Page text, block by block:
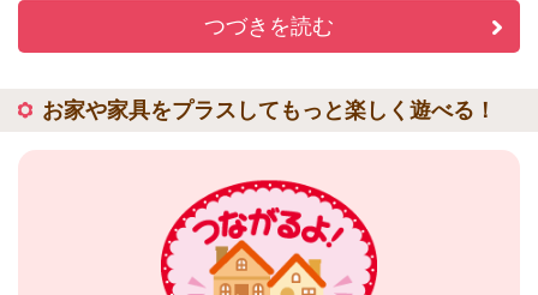
つづきを読む
お家や家具をプラスしてもっと楽しく遊べる！